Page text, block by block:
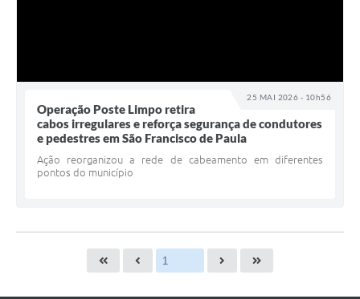
25 MAI 2026 - 10h56
Operação Poste Limpo retira
cabos irregulares e reforça segurança de condutores
e pedestres em São Francisco de Paula
Ação reorganizou a rede de cabeamento em diferentes
pontos do município